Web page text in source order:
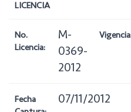
LICENCIA
No.
Licencia:
M-
0369-
2012
Fecha
07/11/2012